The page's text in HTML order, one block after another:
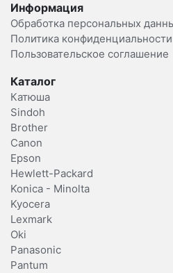
Информация
Обработка персональных
Политика конфиденциальности
Пользовательское соглашение
Каталог
Катюша
Sindoh
Brother
Canon
Epson
Hewlett-Packard
Konica - Minolta
Kyocera
Lexmark
Oki
Panasonic
Pantum